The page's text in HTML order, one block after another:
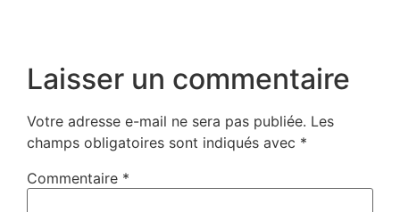
Laisser un commentaire
Votre adresse e-mail ne sera pas publiée. Les
champs obligatoires sont indiqués avec *
Commentaire *